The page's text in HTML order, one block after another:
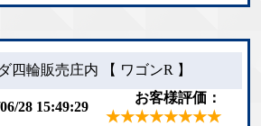
四輪販売庄内 【 ワゴンR 】
28 15:49:29
お客様評価：
★★★★★★★★